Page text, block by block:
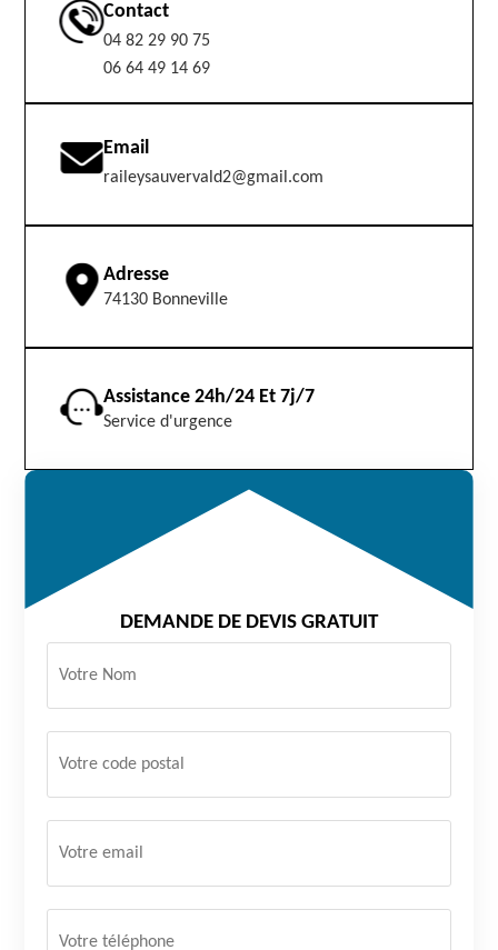
Contact
04 82 29 90 75
06 64 49 14 69
Email
raileysauvervald2@gmail.com
Adresse
74130 Bonneville
Assistance 24h/24 Et 7j/7
Service d'urgence
DEMANDE DE DEVIS GRATUIT